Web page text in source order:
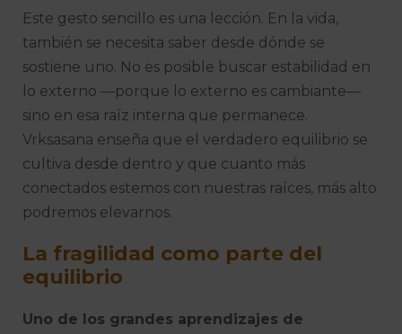
Este gesto sencillo es una lección. En la vida,
también se necesita saber desde dónde se
sostiene uno. No es posible buscar estabilidad en
lo externo —porque lo externo es cambiante—
sino en esa raíz interna que permanece.
Vrksasana enseña que el verdadero equilibrio se
cultiva desde dentro y que cuanto más
conectados estemos con nuestras raíces, más alto
podremos elevarnos.
La fragilidad como parte del
equilibrio
Uno de los grandes aprendizajes de